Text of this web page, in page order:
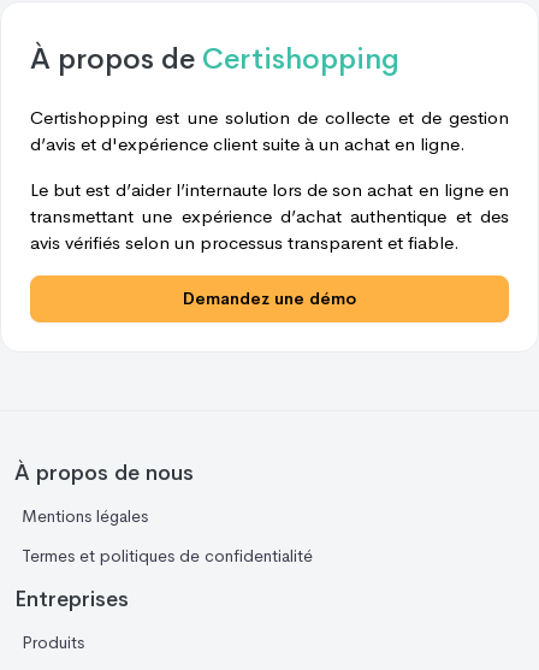
À propos de Certishopping
Certishopping est une solution de collecte et de gestion
d’avis et d'expérience client suite à un achat en ligne.
Le but est d’aider l’internaute lors de son achat en ligne en
transmettant une expérience d’achat authentique et des
avis vérifiés selon un processus transparent et fiable.
Demandez une démo
À propos de nous
Mentions légales
Termes et politiques de confidentialité
Entreprises
Produits